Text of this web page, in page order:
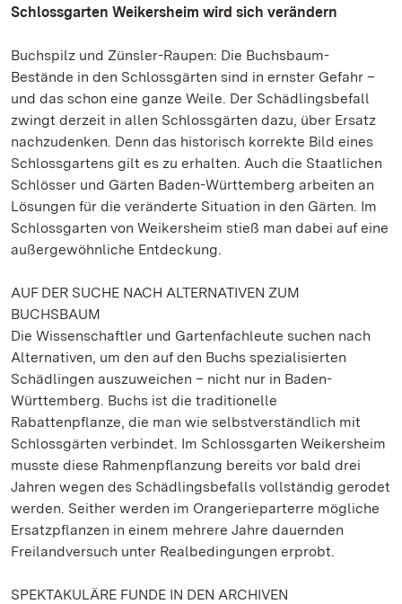
Schlossgarten Weikersheim wird sich verändern
Buchspilz und Zünsler-Raupen: Die Buchsbaum-
Bestände in den Schlossgärten sind in ernster Gefahr –
und das schon eine ganze Weile. Der Schädlingsbefall
zwingt derzeit in allen Schlossgärten dazu, über Ersatz
nachzudenken. Denn das historisch korrekte Bild eines
Schlossgartens gilt es zu erhalten. Auch die Staatlichen
Schlösser und Gärten Baden-Württemberg arbeiten an
Lösungen für die veränderte Situation in den Gärten. Im
Schlossgarten von Weikersheim stieß man dabei auf eine
außergewöhnliche Entdeckung.
AUF DER SUCHE NACH ALTERNATIVEN ZUM
BUCHSBAUM
Die Wissenschaftler und Gartenfachleute suchen nach
Alternativen, um den auf den Buchs spezialisierten
Schädlingen auszuweichen – nicht nur in Baden-
Württemberg. Buchs ist die traditionelle
Rabattenpflanze, die man wie selbstverständlich mit
Schlossgärten verbindet. Im Schlossgarten Weikersheim
musste diese Rahmenpflanzung bereits vor bald drei
Jahren wegen des Schädlingsbefalls vollständig gerodet
werden. Seither werden im Orangerieparterre mögliche
Ersatzpflanzen in einem mehrere Jahre dauernden
Freilandversuch unter Realbedingungen erprobt.
SPEKTAKULÄRE FUNDE IN DEN ARCHIVEN